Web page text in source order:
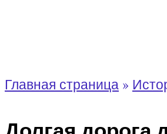
Главная страница »